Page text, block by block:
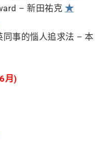
– 新田祐克 ★
同事的惱人追求法 – 本
月)